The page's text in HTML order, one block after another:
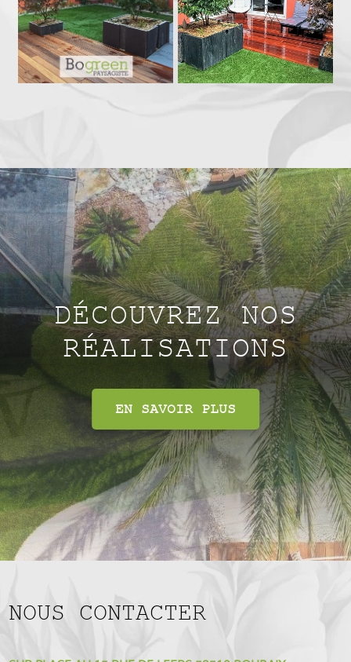
DÉCOUVREZ NOS
RÉALISATIONS
EN SAVOIR PLUS
NOUS CONTACTER